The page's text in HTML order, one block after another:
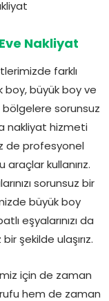
Nakliyat
farklı
boy, büyük boy ve
sorunsuz
nakliyat hizmeti
de profesyonel
kullanırız.
sorunsuz bir
büyük boy
eşyalarınızı da
şekilde ulaşırız.
için de zaman
hem de zaman